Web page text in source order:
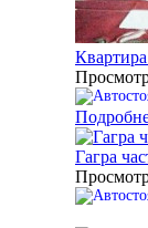
Гагра